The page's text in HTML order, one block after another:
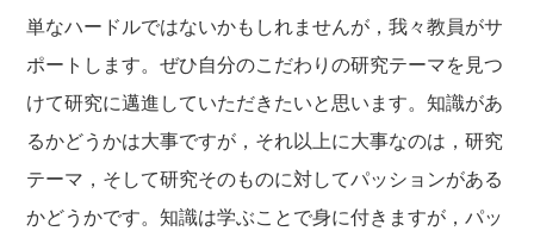
単なハードルではないかもしれませんが，我々教員がサ
ポートします。ぜひ自分のこだわりの研究テーマを見つ
けて研究に邁進していただきたいと思います。知識があ
るかどうかは大事ですが，それ以上に大事なのは，研究
テーマ，そして研究そのものに対してパッションがある
かどうかです。知識は学ぶことで身に付きますが，パッ